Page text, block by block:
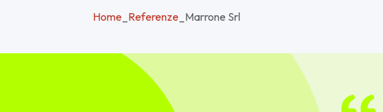
Home Referenze Marrone Srl